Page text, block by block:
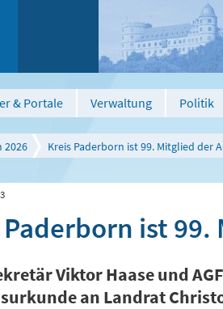
& Portale Verwaltung Politik
2026 Kreis Paderborn ist 99. Mitglied der
ist 99.
Viktor Haase und
an Landrat